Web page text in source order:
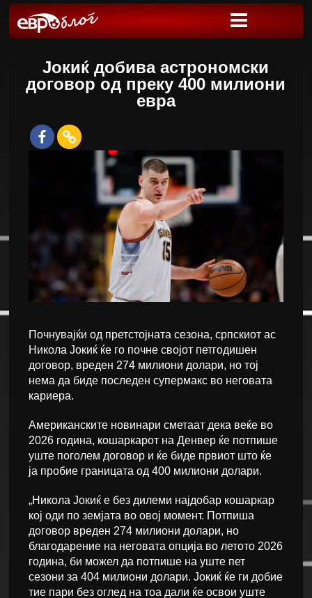
Јокиќ добива астрономски
договор од преку 400 милиони
евра
Почнувајќи од претстојната сезона, српскиот ас
Никола Јокиќ ќе го почне својот петгодишен
договор, вреден 274 милиони долари, но тој
нема да биде последен супермакс во неговата
кариера.
Американските новинари сметаат дека веќе во
2026 година, кошаркарот на Денвер ќе потпише
уште поголем договор и ќе биде првиот што ќе
ја пробие границата од 400 милиони долари.
„Никола Јокиќ е без дилеми најдобар кошаркар
кој оди по земјата во овој момент. Потпиша
договор вреден 274 милиони долари, но
благодарение на неговата опција во летото 2026
година, би можел да потпише на уште пет
сезони за 404 милиони долари. Јокиќ ќе ги добие
тие пари без оглед на тоа дали ќе освои уште